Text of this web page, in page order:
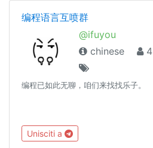
编程语言互喷群
@ifuyou
chinese
4
编程已如此无聊，咱们来找找乐子。
Unisciti a